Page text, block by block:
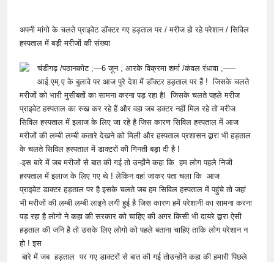
अपनी मांगो के चलते प्राइवेट डॉक्टर गए हड़ताल पर / मरीज हो रहे परेशान / सिविल
हस्पताल में बड़ी मरीजों की संख्या
चंडीगढ़ /पठानकोट ;—6 जून ; आरके विक्रमा शर्मा /कंवल रंधावा ;—–
आई.एम्.ए के बुलावे पर आज पुरे देश में डॉक्टर हड़ताल पर हैं ! जिसके चलते
मरीजों को भारी मुसीबतों का सामना करना पड़ रहा है! जिसके चलते पहले मरीज
प्राइवेट हस्पताल का रुख कर रहे हैं और वहा जब डक्टर नहीं मिल रहे तो मरीज
सिविल हस्पताल में इलाज के लिए जा रहे है जिस कारण सिविल हस्पताल में आज
मरीजों की लम्बी लम्बी कतारे देखने को मिली और हस्पताल प्रशासन द्वारा भी हड़ताल
के चलते सिविल हस्पताल में डाक्टरों की गिनती बड़ा दी है !
-इस बारे में जब मरीजों से बात की गई तो उन्होंने कहा कि हम लोग पहले निजी
हस्पताल में इलाज के लिए गए थे ! लेकिन वहां जाकर पता चला कि आज
प्राइवेट डाक्टर हड़ताल पर है इसके चलते जब हम सिविल हस्पताल में पहुंचे तो जहां
भी मरीजों की लम्बी लम्बी लाइने लगी हुई है जिस कारण हमें परेशानी का सामना करना
पड़ रहा है लोगो ने कहा की सरकार को चाहिए की अगर किसी भी दायरे द्वारा ऐसी
हड़ताल की जनि है तो उसके लिए लोगो को पहले बताना चाहिए ताकि लोग परेशान न
हो ! इस
बारे में जब हड़ताल पर गए डाक्टरों से बात की गई तोउन्होंने कहा की हमारी पिछले